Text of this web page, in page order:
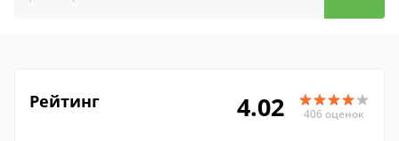
Рейтинг 4.02 406 оценок